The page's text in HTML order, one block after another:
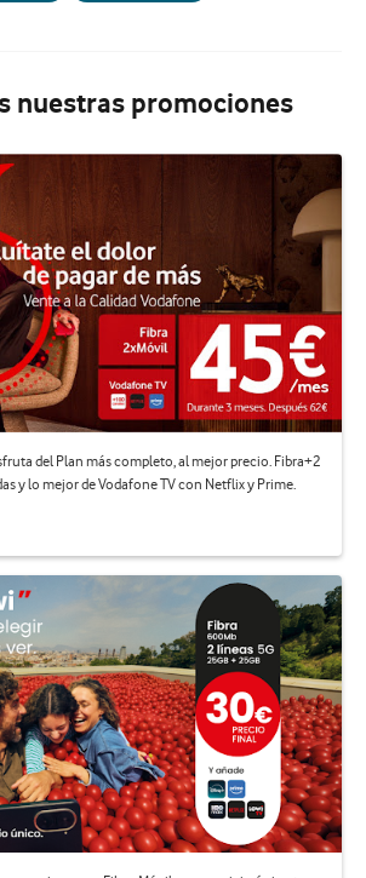
nuestras promociones
del Plan más completo, al mejor precio. Fibra+2
y lo mejor de Vodafone TV con Netflix y Prime.